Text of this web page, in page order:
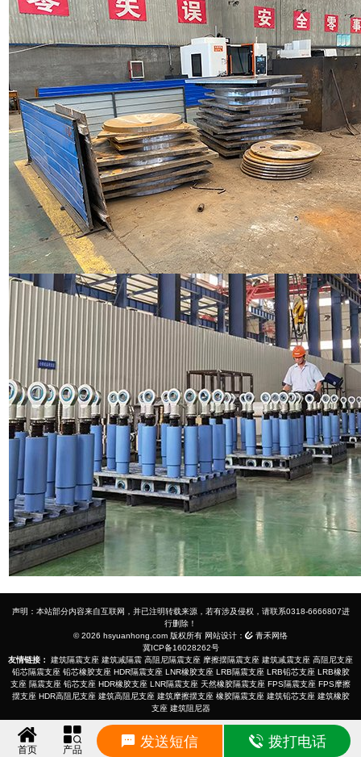
首页 产品 发送短信 拨打电话
声明：本站部分内容来自互联网，并已注明转载来源，若有涉及侵权，请联系0318-6666807进
行删除！
© 2026 hsyuanhong.com 版权所有 网站设计：
青禾网络
冀ICP备16028262号
友情链接：
建筑隔震支座 建筑减隔震 高阻尼隔震支座 摩擦摆隔震支座 建筑减震支座 高阻尼支座
铅芯隔震支座 铅芯橡胶支座 HDR隔震支座 LNR橡胶支座 LRB隔震支座 LRB铅芯支座 LRB橡胶
支座 隔震支座 铅芯支座 HDR橡胶支座 LNR隔震支座 天然橡胶隔震支座 FPS隔震支座 FPS摩擦
摆支座 HDR高阻尼支座 建筑高阻尼支座 建筑摩擦摆支座 橡胶隔震支座 建筑铅芯支座 建筑橡胶
支座 建筑阻尼器